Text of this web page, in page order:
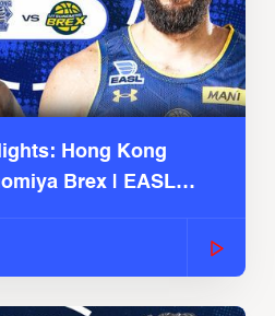
Hong Kong
Brex | EASL